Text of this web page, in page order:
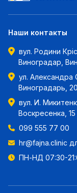
Наши контакты
вул. Родини
Виноградар,
ул. Александра
Виноградарь,
вул. И.
Воскресенка,
099 555 77 00
hr@fajna.clinic
ПН-НД 07:30-